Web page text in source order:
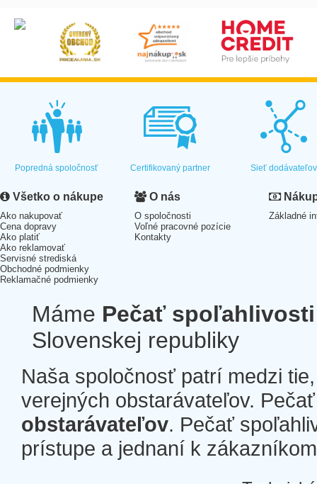
Popredná spoločnosť Certifikovaný partner Sieť dodávateľov
Všetko o nákupe
Ako nakupovať
Cena dopravy
Ako platiť
Ako reklamovať
Servisné strediská
Obchodné podmienky
Reklamačné podmienky
O nás
O spoločnosti
Voľné pracovné pozície
Kontakty
Základné
Máme Pečať spoľahlivosti
Slovenskej republiky
Naša spoločnosť patrí medzi
verejných obstarávateľov.
obstarávateľov. Pečať
prístupe a jednaní k